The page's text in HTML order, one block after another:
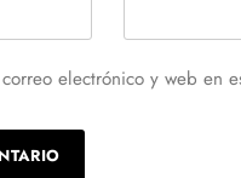
electrónico y web en